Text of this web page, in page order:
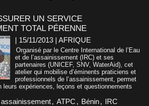
UN SERVICE
TOTAL PÉRENNE
| 15/11/2013 | AFRIQUE
Organisé par le Centre International de l’Eau
et de l’assainissement (IRC) et ses
partenaires (UNICEF, SNV, WaterAid), cet
atelier qui mobilise d’éminents praticiens et
professionnels de l’assainissement, permet
leurs expériences, leçons et questionnements
assainissement, ATPC , Bénin, IRC